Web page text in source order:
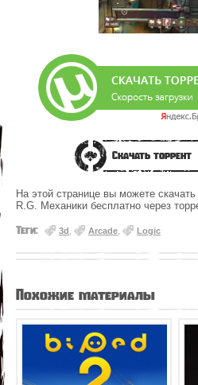
Скачать торрент
На этой странице вы можете
R.G. Механики бесплатно через
Теги: 3d Arcade Logic
Похожие материалы